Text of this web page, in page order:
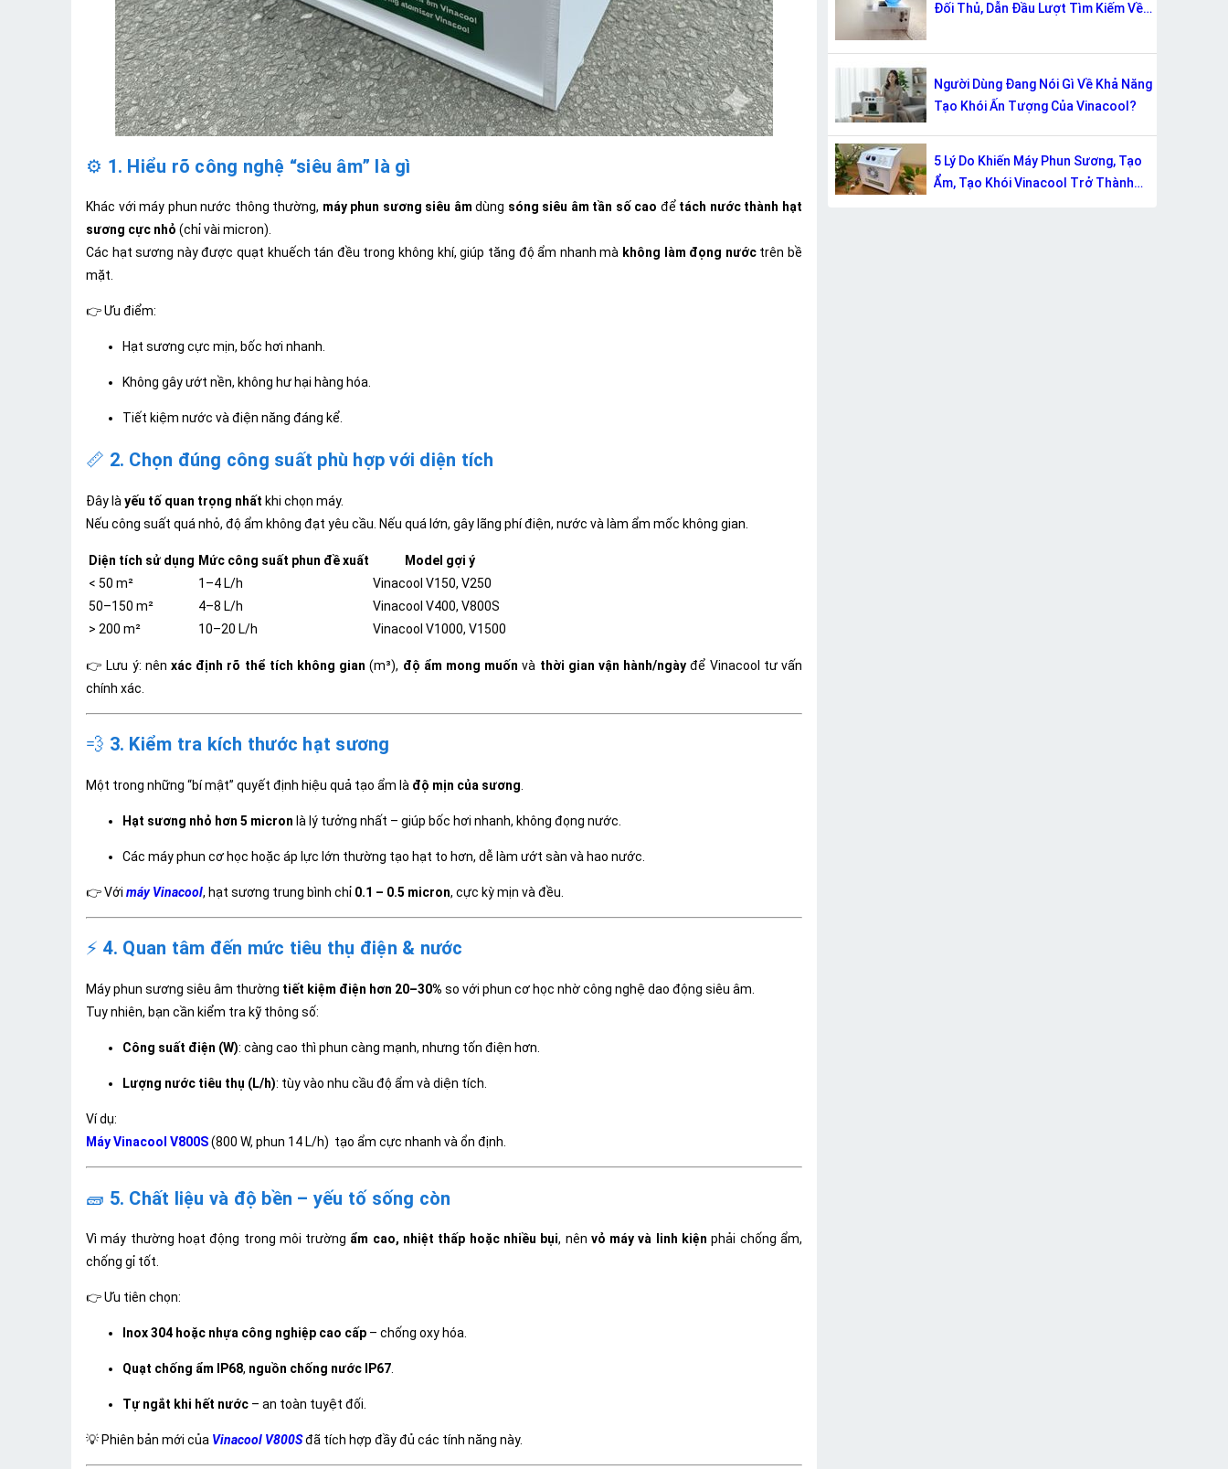
⚙️ 1. Hiểu rõ công nghệ “siêu âm” là gì
Khác với máy phun nước thông thường, máy phun sương siêu âm dùng sóng siêu âm tần số cao để tách nước thành hạt
sương cực nhỏ (chỉ vài micron).
Các hạt sương này được quạt khuếch tán đều trong không khí, giúp tăng độ ẩm nhanh mà không làm đọng nướctrên bề
mặt.
👉 Ưu điểm:
Hạt sương cực mịn, bốc hơi nhanh.
Không gây ướt nền, không hư hại hàng hóa.
Tiết kiệm nước và điện năng đáng kể.
📏 2. Chọn đúng công suất phù hợp với diện tích
Đây là yếu tố quan trọng nhất khi chọn máy.
Nếu công suất quá nhỏ, độ ẩm không đạt yêu cầu. Nếu quá lớn, gây lãng phí điện, nước và làm ẩm mốc không gian.
Diện tích sử dụng Mức công suất phun đề xuất
Model gợi ý
< 50 m²
1–4 L/h
Vinacool V150, V250
50–150 m²
4–8 L/h
Vinacool V400, V800S
> 200 m²
10–20 L/h Vinacool V1000, V1500
👉 Lưu ý: nên xác định rõ thể tích không gian (m³), độ ẩm mong muốn và thời gian vận hành/ngày để Vinacool tư vấn
chính xác.
💨 3. Kiểm tra kích thước hạt sương
Một trong những “bí mật” quyết định hiệu quả tạo ẩm là độ mịn của sương
Hạt sương nhỏ hơn 5 micron là lý tưởng nhất – giúp bốc hơi nhanh, không đọng nước.
Các máy phun cơ học hoặc áp lực lớn thường tạo hạt to hơn, dễ làm ướt sàn và hao nước.
👉 Với máy Vinacool, hạt sương trung bình chỉ 0.1 – 0.5 micron, cực kỳ mịn và đều.
⚡ 4. Quan tâm đến mức tiêu thụ điện & nước
Máy phun sương siêu âm thường tiết kiệm điện hơn 20–30% so với phun cơ học nhờ công nghệ dao động siêu âm.
Tuy nhiên, bạn cần kiểm tra kỹ thông số:
Công suất điện (W): càng cao thì phun càng mạnh, nhưng tốn điện hơn.
Lượng nước tiêu thụ (L/h): tùy vào nhu cầu độ ẩm và diện tích.
Ví dụ:
Máy Vinacool V800S(800 W, phun 14 L/h) tạo ẩm cực nhanh và ổn định.
🧱 5. Chất liệu và độ bền – yếu tố sống còn
Vì máy thường hoạt động trong môi trường ẩm cao, nhiệt thấp hoặc nhiều bụi, nên vỏ máy và linh kiện phải chống ẩm,
chống gỉ tốt.
👉 Ưu tiên chọn:
Inox 304 hoặc nhựa công nghiệp cao cấp – chống oxy hóa.
Quạt chống ẩm IP68, nguồn chống nước IP67
Tự ngắt khi hết nước – an toàn tuyệt đối.
💡 Phiên bản mới của Vinacool V800Sđã tích hợp đầy đủ các tính năng này.
Đối Thủ, Dẫn Đầu Lượt Tìm Kiếm Về
Người Dùng Đang Nói Gì Về Khả Năng
Tạo Khói Ấn Tượng Của Vinacool?
5 Lý Do Khiến Máy Phun Sương, Tạo
Ẩm, Tạo Khói Vinacool Trở Thành